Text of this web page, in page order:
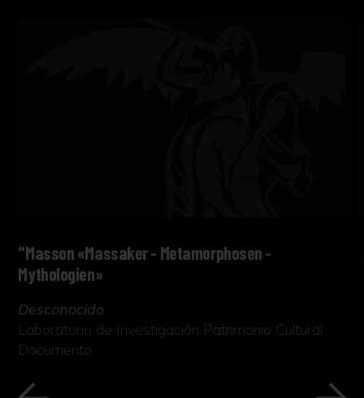
"Masson «Massaker - Metamorphosen -
Mythologien»
Desconocido
Laboratorio de Investigación Patrimonio Cultural
Documento